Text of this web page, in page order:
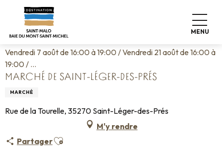
contenu
MENU
Accueil Vivre comme chez nous
Marché de Saint-Léger-des-Prés
Vendredi 7 août de 16:00 à 19:00 / Vendredi 21 août de 16:00 à
19:00 / ...
MARCHÉ DE SAINT-LÉGER-DES-PRÉS
MARCHÉ
Rue de la Tourelle, 35270 Saint-Léger-des-Prés
M'y rendre
PartagerAjouter aux favoris